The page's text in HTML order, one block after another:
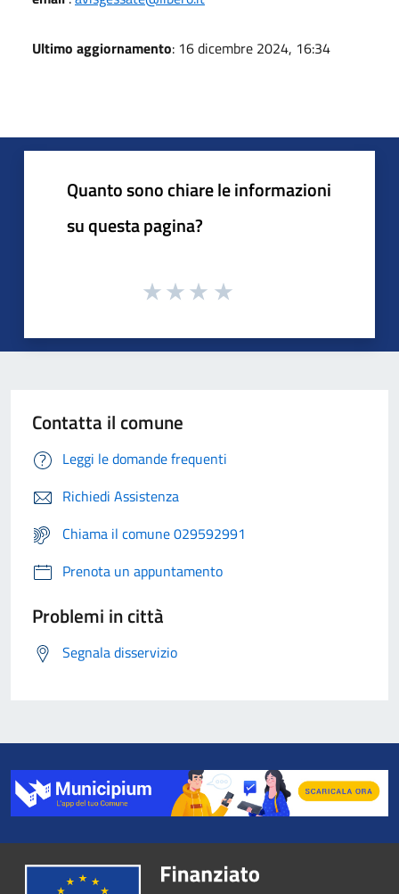
Ultimo aggiornamento: 16 dicembre 2024, 16:34
Quanto sono chiare le informazioni
su questa pagina?
Contatta il comune
Leggi le domande frequenti
Richiedi Assistenza
Chiama il comune 029592991
Prenota un appuntamento
Problemi in città
Segnala disservizio